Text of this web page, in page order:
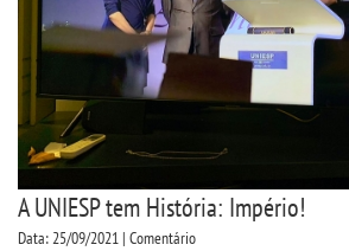
A UNIESP tem História: Império!
Data: 25/09/2021 | Comentário